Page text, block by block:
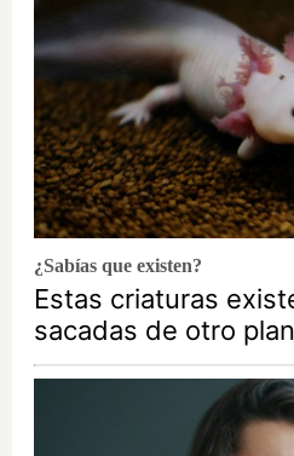
¿Sabías que existen?
Estas criaturas
sacadas de otro